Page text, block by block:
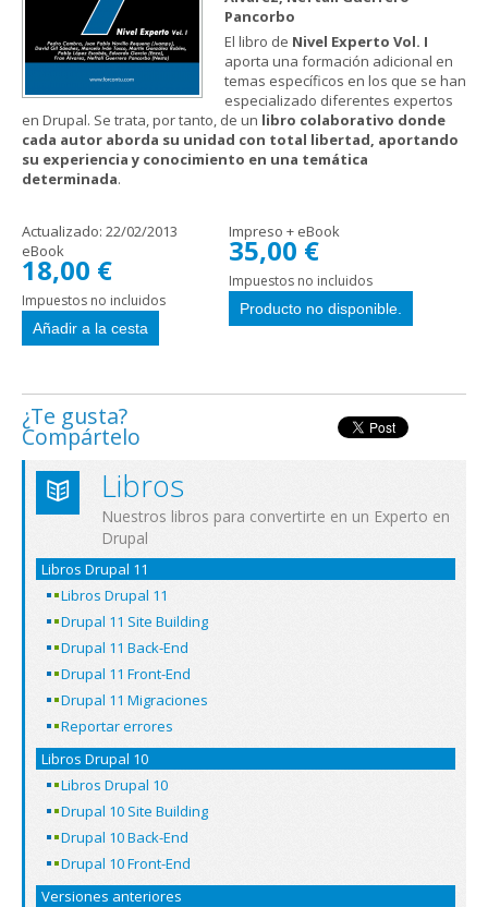
Pancorbo
El libro de Nivel Experto Vol. I
aporta una formación adicional en
temas específicos en los que se han
especializado diferentes expertos
en Drupal. Se trata, por tanto, de un libro colaborativo donde
cada autor aborda su unidad con total libertad, aportando
su experiencia y conocimiento en una temática
determinada.
Actualizado: 22/02/2013
eBook
18,00 €
Impuestos no incluidos
Impreso + eBook
35,00 €
Impuestos no incluidos
¿Te gusta?
Compártelo
Libros
Nuestros libros para convertirte en un Experto en
Drupal
Libros Drupal 11
Libros Drupal 11
Drupal 11 Site Building
Drupal 11 Back-End
Drupal 11 Front-End
Drupal 11 Migraciones
Reportar errores
Libros Drupal 10
Libros Drupal 10
Drupal 10 Site Building
Drupal 10 Back-End
Drupal 10 Front-End
Versiones anteriores